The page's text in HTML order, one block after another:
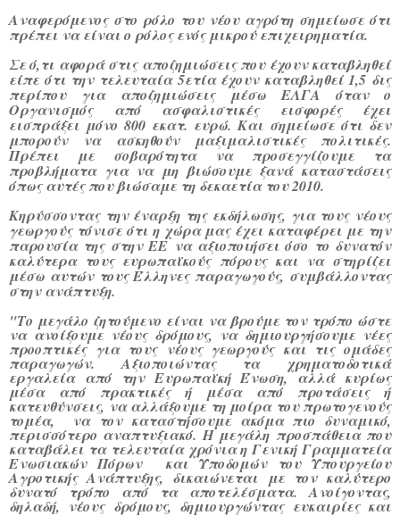
Αναφερόμενος στο ρόλο του νέου αγρότη σημείωσε ότι
πρέπει να είναι ο ρόλος ενός μικρού επιχειρηματία.
Σε ό,τι αφορά στις αποζημιώσεις που έχουν καταβληθεί
είπε ότι την τελευταία 5ετία έχουν καταβληθεί 1,5 δις
περίπου για αποζημιώσεις μέσω ΕΛΓΑ όταν ο
Οργανισμός από ασφαλιστικές εισφορές έχει
εισπράξει μόνο 800 εκατ. ευρώ. Και σημείωσε ότι δεν
μπορούν να ασκηθούν μαξιμαλιστικές πολιτικές.
Πρέπει με σοβαρότητα να προσεγγίζουμε τα
προβλήματα για να μη βιώσουμε ξανά καταστάσεις
όπως αυτές που βιώσαμε τη δεκαετία του 2010.
Κηρύσσοντας την έναρξη της εκδήλωσης, για τους νέους
γεωργούς τόνισε ότι η χώρα μας έχει καταφέρει με την
παρουσία της στην ΕΕ να αξιοποιήσει όσο το δυνατόν
καλύτερα τους ευρωπαϊκούς πόρους και να στηρίζει
μέσω αυτών τους Έλληνες παραγωγούς, συμβάλλοντας
στην ανάπτυξη.
"Το μεγάλο ζητούμενο είναι να βρούμε τον τρόπο ώστε
να ανοίξουμε νέους δρόμους, να δημιουργήσουμε νέες
προοπτικές για τους νέους γεωργούς και τις ομάδες
παραγωγών. Αξιοποιώντας τα χρηματοδοτικά
εργαλεία από την Ευρωπαϊκή Ένωση, αλλά κυρίως
μέσα από πρακτικές ή μέσα από προτάσεις ή
κατευθύνσεις, να αλλάξουμε τη μοίρα του πρωτογενούς
τομέα, να τον καταστήσουμε ακόμα πιο δυναμικό,
περισσότερο αναπτυξιακό. Η μεγάλη προσπάθεια που
καταβάλει τα τελευταία χρόνια η Γενική Γραμματεία
Ενωσιακών Πόρων και Υποδομών του Υπουργείου
Αγροτικής Ανάπτυξης, δικαιώνεται με τον καλύτερο
δυνατό τρόπο από τα αποτελέσματα. Ανοίγοντας,
δηλαδή, νέους δρόμους, δημιουργώντας ευκαιρίες και